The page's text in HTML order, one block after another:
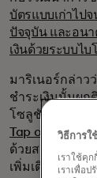
บัตรแบบเก่าไป
ปัจจุบัน และอน
เงินด้วยระบบไบ
มาริเนอร์กล่าว
ชำระเงินนั้นผูก
โซลูชันการรับ
Tap on Phone
ด้วยสมาร์ทโฟน
เพิ่มเติม
วิธีการ
เราใช้คุ
เราเพื่อ